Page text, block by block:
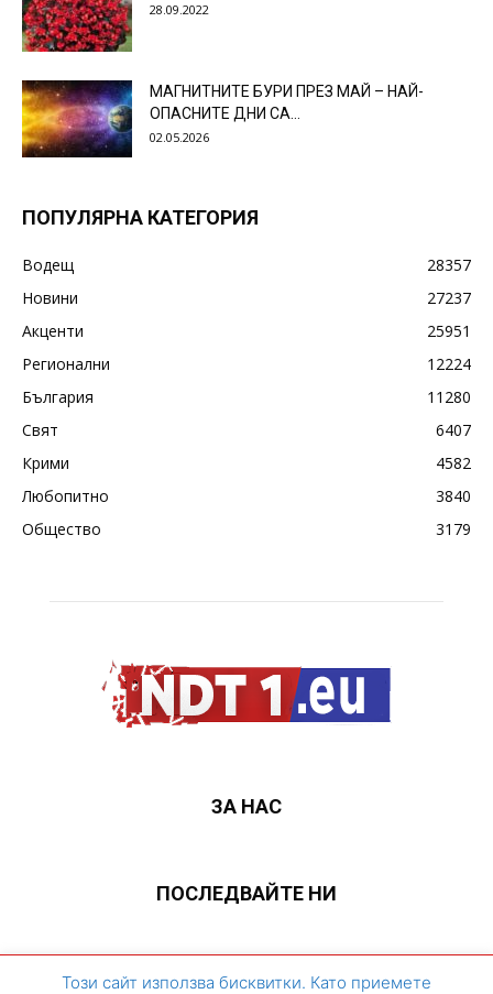
28.09.2022
МАГНИТНИТЕ БУРИ ПРЕЗ МАЙ – НАЙ-
ОПАСНИТЕ ДНИ СА…
02.05.2026
ПОПУЛЯРНА КАТЕГОРИЯ
Водещ
28357
Новини
27237
Акценти
25951
Регионални
12224
България
11280
Свят
6407
Крими
4582
Любопитно
3840
Общество
3179
ЗА НАС
ПОСЛЕДВАЙТЕ НИ
ЗА НАС Контакти Архивен сайт
Този сайт използва бисквитки. Като приемете